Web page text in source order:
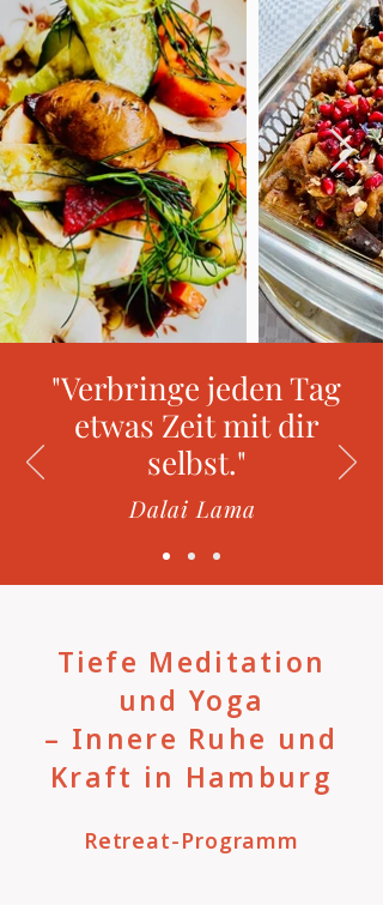
"Verbringe jeden Tag
etwas Zeit mit dir
selbst."
Dalai Lama
Tiefe Meditation
und Yoga
– Innere Ruhe und
Kraft in Hamburg
Retreat-Programm